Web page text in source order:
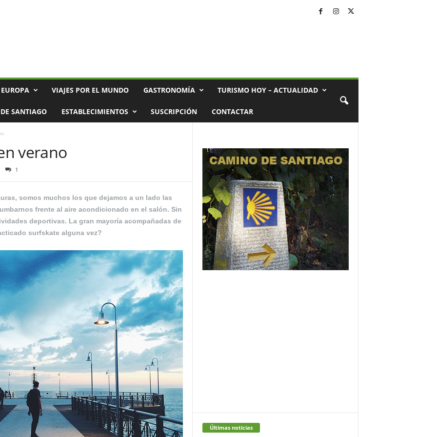
VIAJES POR EL MUNDO GASTRONOMÍA TURISMO HOY – ACTUALIDAD
SANTIAGO ESTABLECIMIENTOS SUSCRIPCIÓN CONTACTAR
verano
1
somos muchos los que dejamos a un lado las
frente al aire acondicionado en el salón. Sin
deportivas. La gran mayoría acompañadas de
surfskate alguna vez?
Últimas noticias